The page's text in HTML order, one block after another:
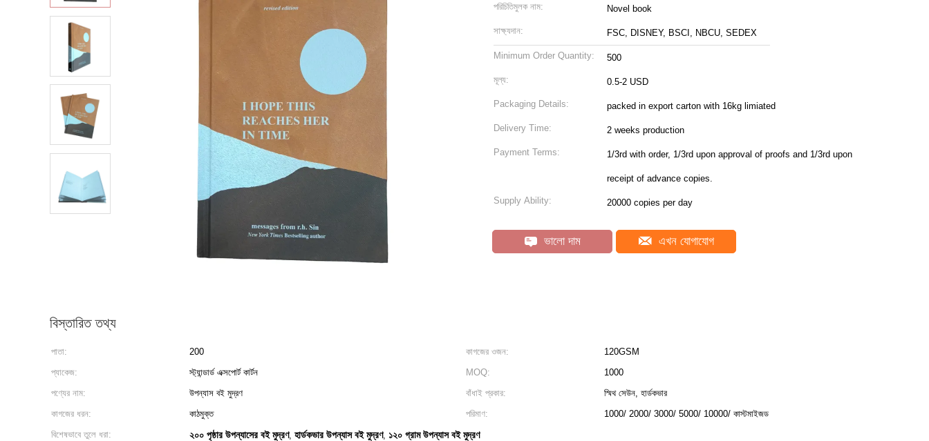
পরিচিতিমুলক নাম: Novel book
সাক্ষ্যদান: FSC, DISNEY, BSCI, NBCU, SEDEX
Minimum Order Quantity: 500
মূল্য: 0.5-2 USD
Packaging Details: packed in export carton with 16kg limiated
Delivery Time: 2 weeks production
Payment Terms: 1/3rd with order, 1/3rd upon approval of proofs and 1/3rd upon
receipt of advance copies.
Supply Ability: 20000 copies per day
ভালো দাম এখন যোগাযোগ
বিস্তারিত তথ্য
পাতা: 200 কাগজের ওজন:
120GSM
প্যাকেজ:
স্ট্যান্ডার্ড এক্সপোর্ট কার্টন MOQ:
1000
পণ্যের নাম:
উপন্যাস বই মুদ্রণ বাঁধাই প্রকার:
স্মিথ সেউন, হার্ডকভার
কাগজের ধরন:
কাঠমুক্ত পরিমাণ:
1000/ 2000/ 3000/ 5000/ 10000/ কাস্টমাইজড
বিশেষভাবে তুলে ধরা:
২০০ পৃষ্ঠার উপন্যাসের বই মুদ্রণ, হার্ডকভার উপন্যাস বই মুদ্রণ, ১২০ গ্রাম উপন্যাস বই মুদ্রণ